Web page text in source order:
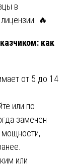
в
🔥
как
от 5 до 14
или по
замечен
мощности,
или